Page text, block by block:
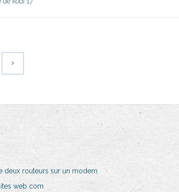
deux routeurs sur un modem
web com